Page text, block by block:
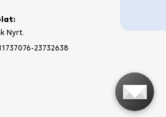
Nyrt.
23732638